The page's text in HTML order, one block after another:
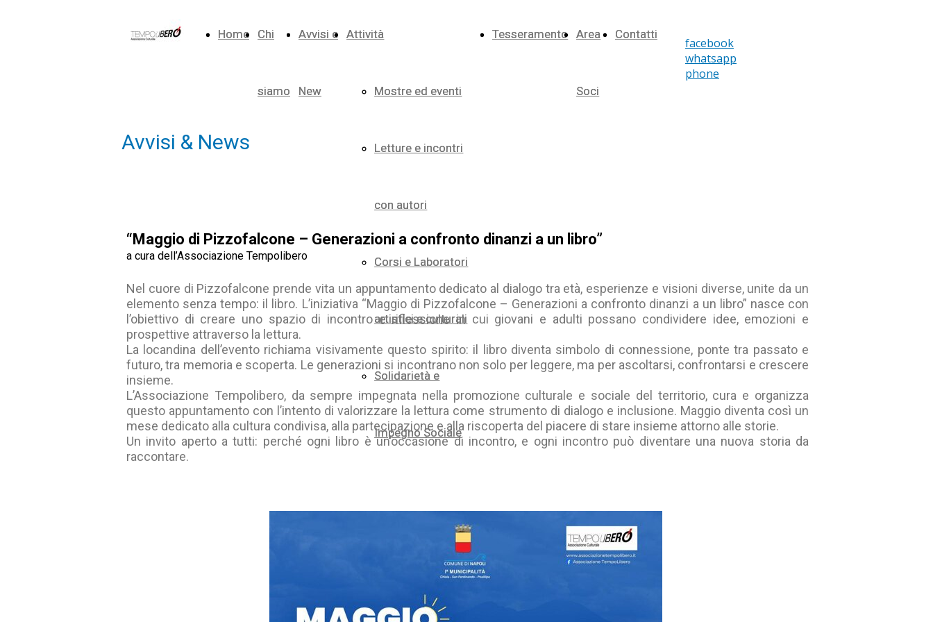
Home Chi
siamo
Avvisi e
New
Attività
Mostre ed eventi
Letture e incontri
con autori
Corsi e Laboratori
artistici e culturali
Solidarietà e
Impegno Sociale
Tesseramento Area
Soci
Contatti
Home Chi
siamo
Avvisi e
New
Attività
Mostre ed eventi
Letture e incontri
con autori
Corsi e Laboratori
artistici e culturali
Solidarietà e
Impegno Sociale
Tesseramento Area
Soci
Contatti
facebook
whatsapp
phone
Avvisi & News
“Maggio di Pizzofalcone – Generazioni a confronto dinanzi a un libro”
a cura dell’Associazione Tempolibero
Nel cuore di Pizzofalcone prende vita un appuntamento dedicato al dialogo tra età, esperienze e visioni diverse, unite da un
elemento senza tempo: il libro. L’iniziativa “Maggio di Pizzofalcone – Generazioni a confronto dinanzi a un libro” nasce con
l’obiettivo di creare uno spazio di incontro e riflessione in cui giovani e adulti possano condividere idee, emozioni e
prospettive attraverso la lettura.
La locandina dell’evento richiama visivamente questo spirito: il libro diventa simbolo di connessione, ponte tra passato e
futuro, tra memoria e scoperta. Le generazioni si incontrano non solo per leggere, ma per ascoltarsi, confrontarsi e crescere
insieme.
L’Associazione Tempolibero, da sempre impegnata nella promozione culturale e sociale del territorio, cura e organizza
questo appuntamento con l’intento di valorizzare la lettura come strumento di dialogo e inclusione. Maggio diventa così un
mese dedicato alla cultura condivisa, alla partecipazione e alla riscoperta del piacere di stare insieme attorno alle storie.
Un invito aperto a tutti: perché ogni libro è un’occasione di incontro, e ogni incontro può diventare una nuova storia da
raccontare.